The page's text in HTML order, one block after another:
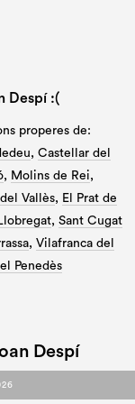
Despí :(
properes de:
, Castellar del
, Molins de Rei,
Vallès, El Prat de
, Sant Cugat
, Vilafranca del
Penedès
Despí